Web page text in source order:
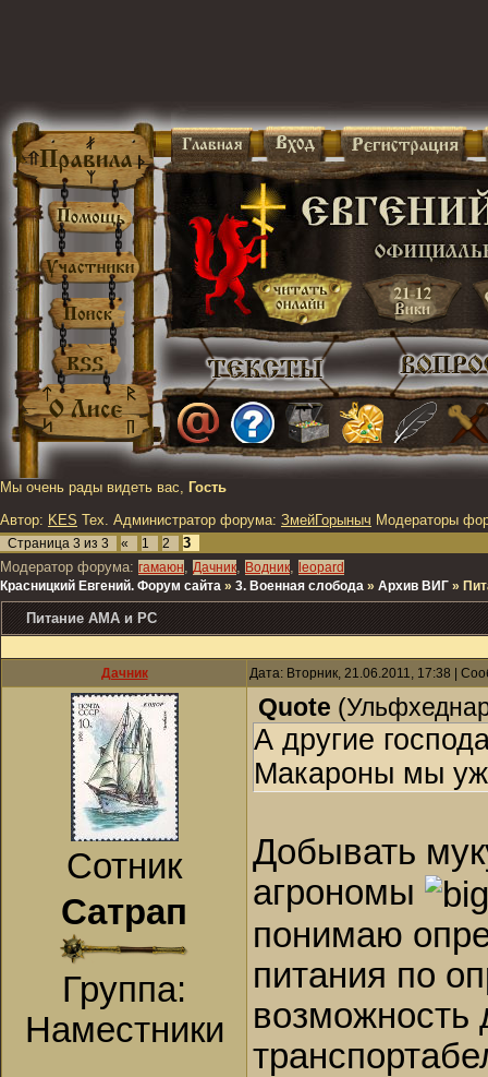
Мы очень рады видеть вас, Гость
Автор: KES Тех. Администратор форума: ЗмейГорыныч Модераторы
Страница 3 из 3 « 1 2
3
Модератор форума: гамаюн, Дачник, Водник, leopard
Красницкий Евгений. Форум сайта » 3. Военная слобода » Архив ВИГ »
Питание АМА и РС
Дачник Дата: Вторник, 21.06.2011, 17:38 |
Сотник
Сатрап
Группа:
Наместники
Quote (
А другие
Макароны мы
Добывать
агрономы
понимаю
питания по
возможность